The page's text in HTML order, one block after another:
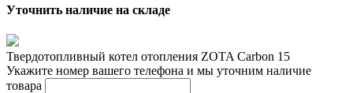
Уточнить наличие на складе
Твердотопливный котел отопления ZOTA Сarbon 15
Укажите номер вашего телефона и мы уточним наличие
товара